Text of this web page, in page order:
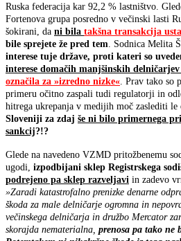
Ruska federacija kar 92,2 % lastništvo.
Fortenova grupa posredno v večinski lasti
šokirani, da ni bila takšna transakcija
bile sprejete že pred tem . Sodnica Melita
interese tuje države, proti kateri so
interese domačih manjšinskih
označila za »izredno nizke« . Prav tako
primeru očitno zaspali tudi regulatorji in
hitrega ukrepanja v medijih moč zaslediti le
Sloveniji za zdaj še ni bilo primernega
sankcij?!?
Glede na navedeno VZMD pritožbenemu
ugodi, izpodbijani sklep Registrskega
podrejeno pa sklep razveljavi in zadevo
»Zaradi katastrofalno prenizke denarne
škoda za male delničarje ogromna in
večinskega delničarja in družbo Mercator
skorajda nematerialna, prenosa pa tako ne